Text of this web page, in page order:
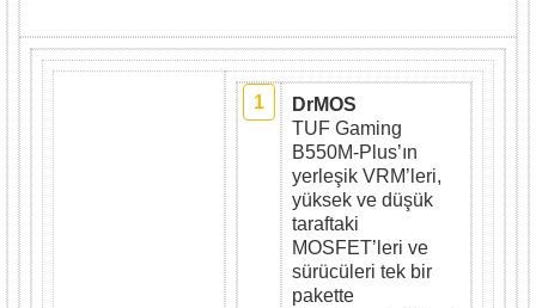
1
DrMOS
TUF Gaming
B550M-Plus’ın
yerleşik VRM’leri,
yüksek ve düşük
taraftaki
MOSFET’leri ve
sürücüleri tek bir
pakette